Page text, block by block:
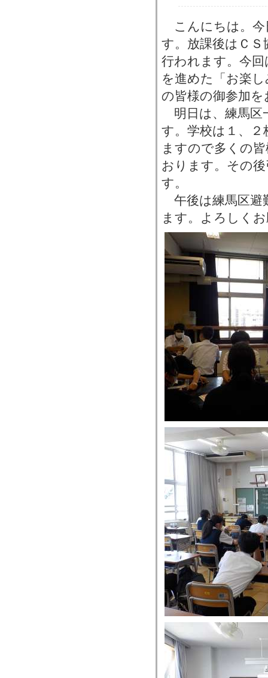
こんにちは。今
す。放課後はＣ
行われます。今
を進めた「お楽
の皆様の御参加
明日は、練馬区
す。学校は１、
ますので多くの
おります。その
す。
午後は練馬区避
ます。よろしく